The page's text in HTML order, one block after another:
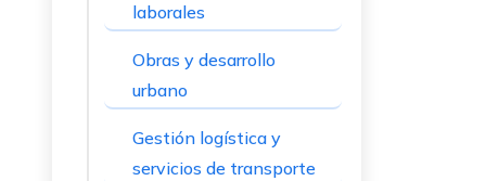
laborales
Obras y desarrollo
urbano
Gestión logística y
servicios de transporte